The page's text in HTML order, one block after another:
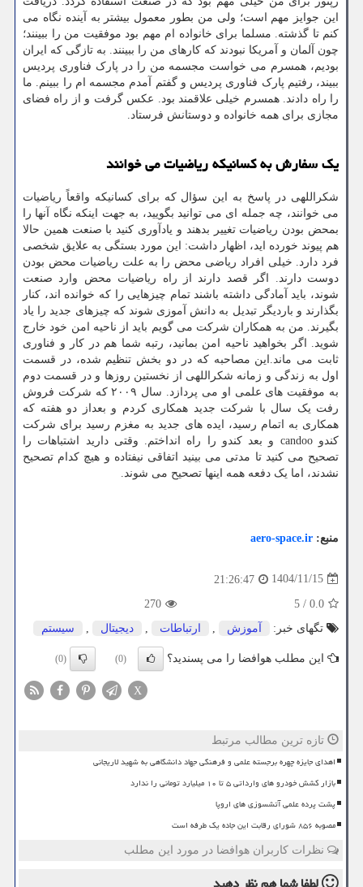
این جوایز مهم است؛ ولی من بطور معمول بیشتر به آینده نگاه می
کنم تا گذشته. مسلما برای خانواده ام مهم بود موفقیت من را ببینند؛
چون آلمان و آمریکا نبودند که کارهای من را ببینند. به تازگی که ایران
بودیم، همسرم می خواست مجسمه من را در پارک فناوری پردیس
ببیند، رفتیم پارک فناوری پردیس و گفتم آمدم مجسمه ام را ببینم. ما
را راه دادند. همسرم خیلی علاقمند بود. عکس گرفت و از راه فضای
مجازی برای همه خانواده و دوستانش فرستاد.
یک سفارش به کسانیکه ریاضیات می خوانند
شکراللهی در پاسخ به این سؤال که برای کسانیکه واقعاً ریاضیات
می خوانند، چه جمله ای می توانید بگویید، به جهت اینکه نگاه آنها را
بمحض بودن ریاضیات تغییر بدهند و یادآوری کنید با صنعت همین حالا
هم پیوند خورده اید، اظهار داشت: این مورد بستگی به علایق شخصی
فرد دارد. خیلی افراد ریاضی محض را به علت ریاضیات محض بودن
دوست دارند. اگر قصد دارند از راه ریاضیات محض وارد صنعت
شوند، باید آمادگی داشته باشند تمام چیزهایی را که خوانده اند، کنار
بگذارند و باردیگر تبدیل به دانش آموزی شوند که چیزهای جدید را یاد
بگیرند. من به همکاران شرکت می گویم باید از ناحیه امن خود خارج
شوید. اگر بخواهید ناحیه امن بمانید، رتبه شما هم در کار و فناوری
ثابت می ماند.این مصاحبه که در دو بخش تنظیم شده، در قسمت
اول به زندگی و زمانه شکراللهی از نخستین روزها و در قسمت دوم
به موفقیت های علمی او می پردازد. سال ۲۰۰۹ که شرکت فروش
رفت یک سال با شرکت جدید همکاری کردم و بعداز دو هفته که
همکاری به اتمام رسید، ایده های جدید به مغزم رسید برای شرکت
کندو candoo و بعد کندو را راه انداختم. وقتی دارید اشتباهات را
تصحیح می کنید تا مدتی می بینید اتفاقی نیفتاده و هیچ کدام تصحیح
نشدند، اما یک دفعه همه اینها تصحیح می شوند.
منبع: aero-space.ir
1404/11/15
21:26:47
0.0
/
5
270
تگهای خبر:
آموزش , ارتباطات , دیجیتال , سیستم
این مطلب هوافضا را می پسندید؟ (0)
(0)
X
تازه ترین مطالب مرتبط
اهدای جایزه چهره برجسته علمی و فرهنگی جهاد دانشگاهی به شهید لاریجانی
بازار کشش خودرو های وارداتی ۵ تا ۱۰ میلیارد تومانی را ندارد
پشت پرده علمی آتشسوزی های اروپا
مصوبه ۸۵۶ شورای رقابت این جاده یک طرفه است
نظرات کاربران هوافضا در مورد این مطلب